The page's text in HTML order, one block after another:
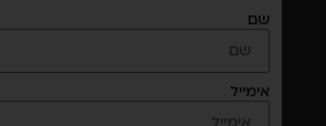
שם
אימייל